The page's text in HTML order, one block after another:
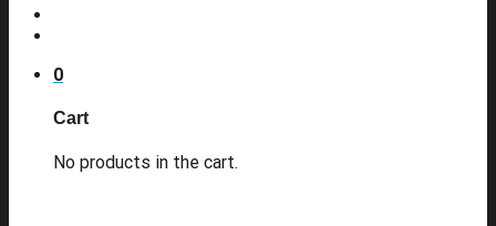
0
Cart
No products in the cart.